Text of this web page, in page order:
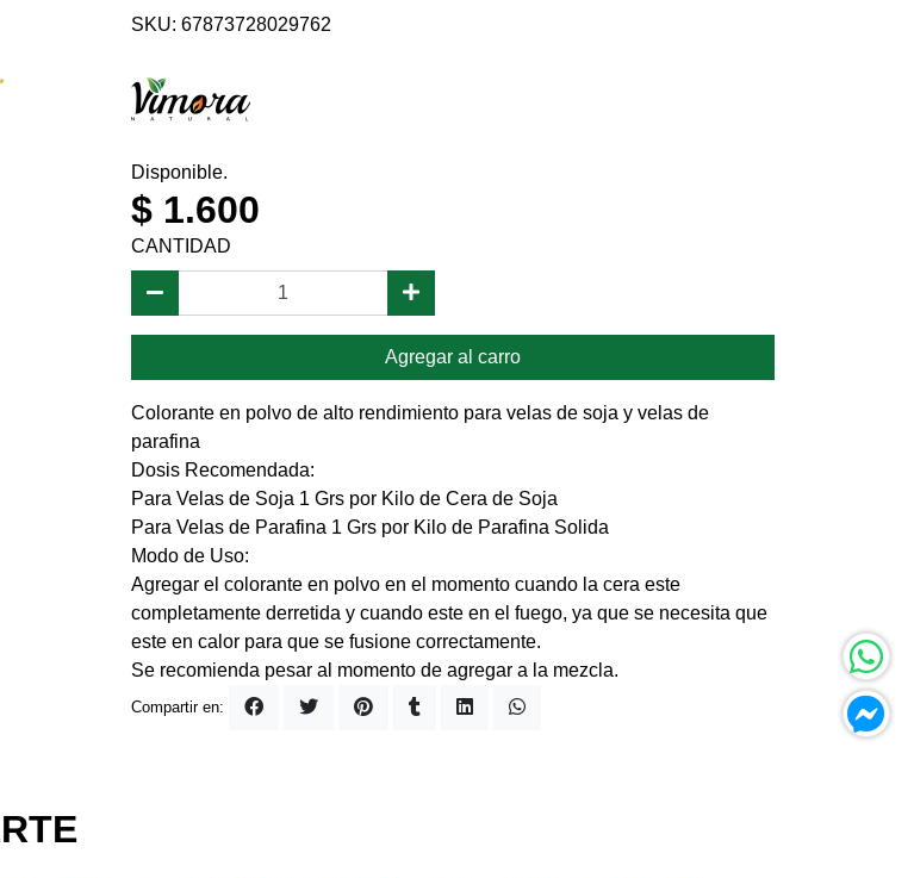
SKU: 67873728029762
Disponible.
$ 1.600
CANTIDAD
Agregar al carro
Colorante en polvo de alto rendimiento para velas de soja y velas de
parafina
Dosis Recomendada:
Para Velas de Soja 1 Grs por Kilo de Cera de Soja
Para Velas de Parafina 1 Grs por Kilo de Parafina Solida
Modo de Uso:
Agregar el colorante en polvo en el momento cuando la cera este
completamente derretida y cuando este en el fuego, ya que se necesita que
este en calor para que se fusione correctamente.
Se recomienda pesar al momento de agregar a la mezcla.
Compartir en: